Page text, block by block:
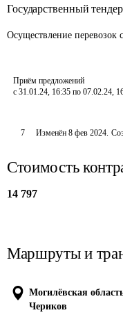
Государственный тендер
Осуществление перевозок
Приём предложений
с 31.01.24, 16:35 по 07.02.24,
7 Изменён 8 фев 2024.
Стоимость
14 797
Маршруты и
Могилёвская
Чериков